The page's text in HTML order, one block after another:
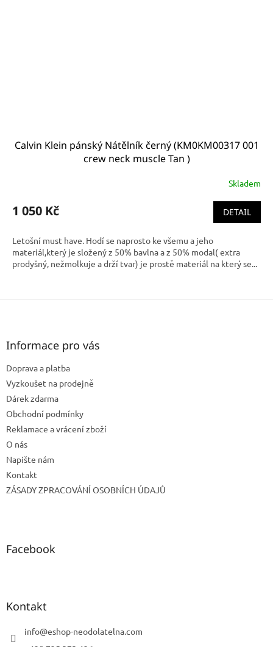
Calvin Klein pánský Nátělník černý (KM0KM00317 001
crew neck muscle Tan )
Skladem
1 050 Kč DETAIL
Letošní must have. Hodí se naprosto ke všemu a jeho
materiál,který je složený z 50% bavlna a z 50% modal( extra
prodyšný, nežmolkuje a drží tvar) je prostě materiál na který se...
Z
Informace pro vás
Doprava a platba
Vyzkoušet na prodejně
Dárek zdarma
Obchodní podmínky
Reklamace a vrácení zboží
O nás
Napište nám
Kontakt
ZÁSADY ZPRACOVÁNÍ OSOBNÍCH ÚDAJŮ
Facebook
Kontakt
info@eshop-neodolatelna.com